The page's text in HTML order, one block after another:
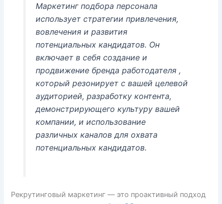
Маркетинг подбора персонала
использует стратегии привлечения,
вовлечения и развития
потенциальных кандидатов. Он
включает в себя создание и
продвижение бренда работодателя ,
который резонирует с вашей целевой
аудиторией, разработку контента,
демонстрирующего культуру вашей
компании, и использование
различных каналов для охвата
потенциальных кандидатов.
Рекрутинговый маркетинг — это проактивный подход